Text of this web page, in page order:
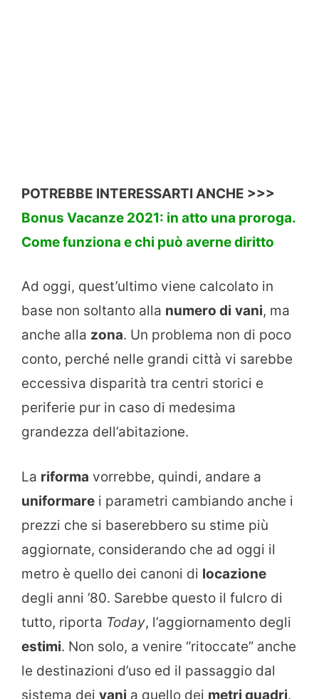
POTREBBE INTERESSARTI ANCHE >>>
Bonus Vacanze 2021: in atto una proroga.
Come funziona e chi può averne diritto
Ad oggi, quest’ultimo viene calcolato in
base non soltanto alla numero di vani, ma
anche alla zona. Un problema non di poco
conto, perché nelle grandi città vi sarebbe
eccessiva disparità tra centri storici e
periferie pur in caso di medesima
grandezza dell’abitazione.
La riforma vorrebbe, quindi, andare a
uniformare i parametri cambiando anche i
prezzi che si baserebbero su stime più
aggiornate, considerando che ad oggi il
metro è quello dei canoni di locazione
degli anni ’80. Sarebbe questo il fulcro di
tutto, riporta Today, l’aggiornamento degli
estimi. Non solo, a venire “ritoccate” anche
le destinazioni d’uso ed il passaggio dal
sistema dei vani a quello dei metri quadri.